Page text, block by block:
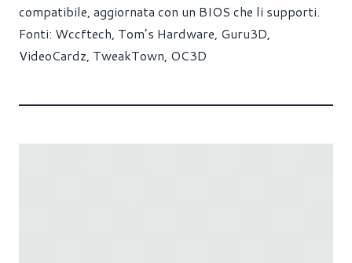
compatibile, aggiornata con un BIOS che li supporti.
Fonti: Wccftech Tom’s Hardware Guru3D
VideoCardz TweakTown OC3D